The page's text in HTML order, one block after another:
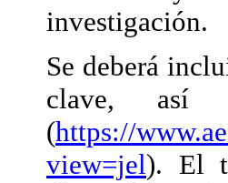
investigación.
Se deberá
clave, así
(https://
view=jel). El